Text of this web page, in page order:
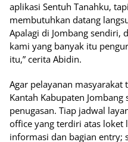
aplikasi Sentuh Tanahku,
membutuhkan datang
Apalagi di Jombang sendiri,
kami yang banyak itu
itu,” cerita Abidin.
Agar pelayanan
Kantah Kabupaten
penugasan. Tiap jadwal
office yang terdiri atas loket
informasi dan bagian entry;